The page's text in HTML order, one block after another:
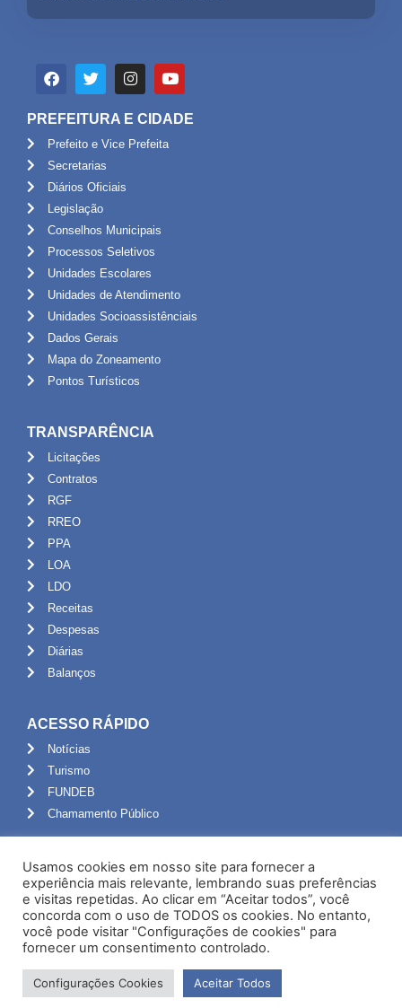
PREFEITURA E CIDADE
Prefeito e Vice Prefeita
Secretarias
Diários Oficiais
Legislação
Conselhos Municipais
Processos Seletivos
Unidades Escolares
Unidades de Atendimento
Unidades Socioassistênciais
Dados Gerais
Mapa do Zoneamento
Pontos Turísticos
TRANSPARÊNCIA
Licitações
Contratos
RGF
RREO
PPA
LOA
LDO
Receitas
Despesas
Diárias
Balanços
ACESSO RÁPIDO
Notícias
Turismo
FUNDEB
Chamamento Público
Portal do Servidor
Webmail
Administração
Usamos cookies em nosso site para fornecer a
experiência mais relevante, lembrando suas preferências
e visitas repetidas. Ao clicar em “Aceitar todos”, você
concorda com o uso de TODOS os cookies. No entanto,
você pode visitar "Configurações de cookies" para
fornecer um consentimento controlado.
Configurações Cookies Aceitar Todos